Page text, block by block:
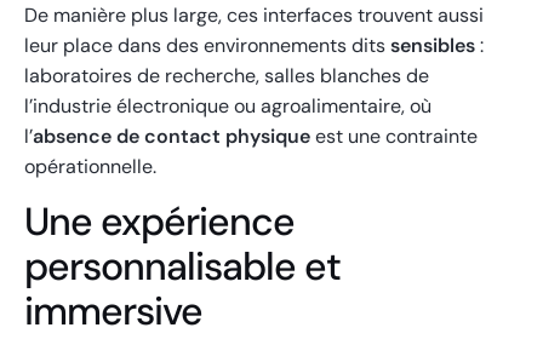
De manière plus large, ces interfaces trouvent aussi
leur place dans des environnements ditssensibles:
laboratoires de recherche, salles blanches de
l’industrie électronique ou agroalimentaire, où
l’absence de contact physiqueest une contrainte
opérationnelle.
Une expérience
personnalisable et
immersive